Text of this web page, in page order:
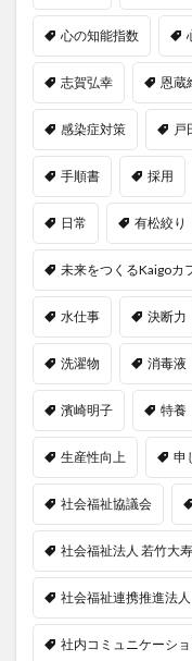
心の知能指数
志賀弘幸 恩蔵
感染症対策 戸
手順書 採用
日常 有松絞り
未来をつくるKaigoカ
水仕事 決断力
洗濯物 消毒液
濱崎明子 特養
生産性向上 申
社会福祉協議会
社会福祉法人 若竹大
社会福祉連携推進法人
社内コミュニケーシ